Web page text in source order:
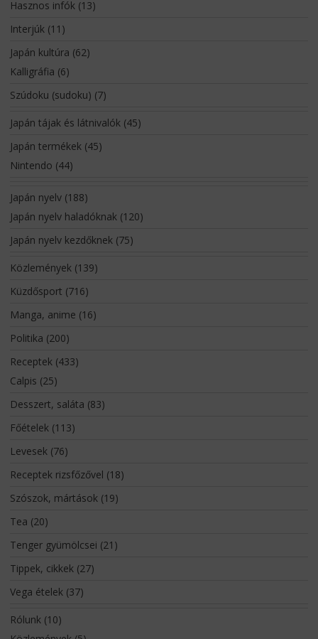
Hasznos infók(13)
Interjúk(11)
Japán kultúra (62)
Kalligráfia (6)
Szúdoku (sudoku) (7)
Japán tájak és látnivalók(45)
Japán termékek(45)
Nintendo (44)
Japán nyelv(188)
Japán nyelv haladóknak(120)
Japán nyelv kezdőknek(75)
Közlemények(139)
Küzdősport (716)
Manga, anime (16)
Politika (200)
Receptek(433)
Calpis (25)
Desszert, saláta (83)
Főételek(113)
Levesek(76)
Receptek rizsfőzővel (18)
Szószok, mártások(19)
Tea (20)
Tenger gyümölcsei (21)
Tippek, cikkek(27)
Vega ételek(37)
Rólunk(10)